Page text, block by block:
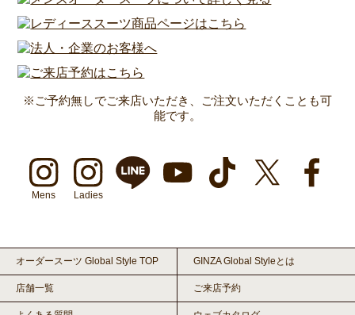
※ご予約無しでご来店いただき、ご注文いただくことも可
能です。
Mens Ladies
オーダースーツ Global Style TOP GINZA Global Styleとは
店舗一覧 ご来店予約